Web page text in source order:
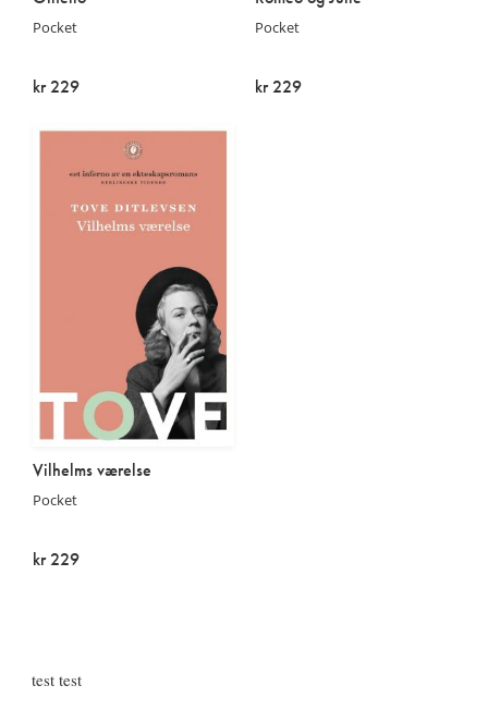
Pocket
kr 229
Pocket
kr 229
Vilhelms værelse
Pocket
kr 229
test test